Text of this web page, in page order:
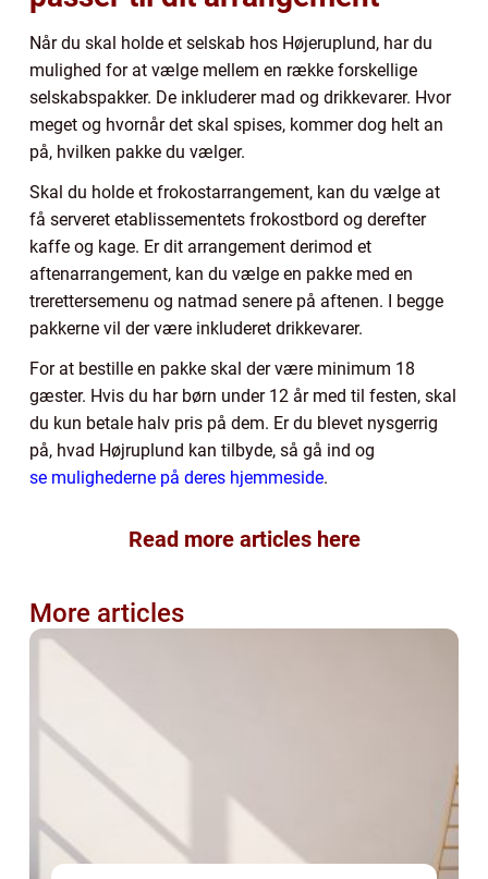
Når du skal holde et selskab hos Højeruplund, har du
mulighed for at vælge mellem en række forskellige
selskabspakker. De inkluderer mad og drikkevarer. Hvor
meget og hvornår det skal spises, kommer dog helt an
på, hvilken pakke du vælger.
Skal du holde et frokostarrangement, kan du vælge at
få serveret etablissementets frokostbord og derefter
kaffe og kage. Er dit arrangement derimod et
aftenarrangement, kan du vælge en pakke med en
trerettersemenu og natmad senere på aftenen. I begge
pakkerne vil der være inkluderet drikkevarer.
For at bestille en pakke skal der være minimum 18
gæster. Hvis du har børn under 12 år med til festen, skal
du kun betale halv pris på dem. Er du blevet nysgerrig
på, hvad Højruplund kan tilbyde, så gå ind og
se mulighederne på deres hjemmeside.
Read more articles here
More articles